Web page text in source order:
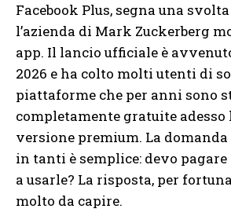
Facebook Plus, segna una
l’azienda di Mark Zuckerberg
app. Il lancio ufficiale è
2026 e ha colto molti utenti di
piattaforme che per anni sono
completamente gratuite adesso
versione premium. La
in tanti è semplice: devo
a usarle? La risposta, per
molto da capire.